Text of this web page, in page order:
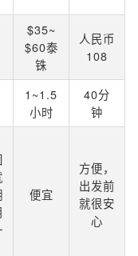
$35~
$60泰
铢
人民币
108
1~1.5
小时
40分
钟
便宜
方便，
出发前
就很安
心